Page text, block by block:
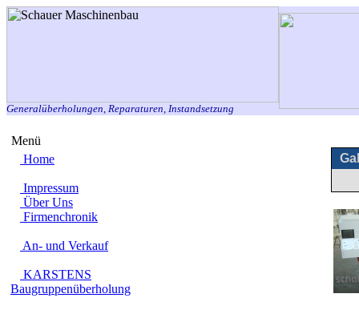
Generalüberholungen, Reparaturen, Instandsetzung
Menü
Home
Impressum
Über Uns
Firmenchronik
An- und Verkauf
KARSTENS
Baugruppenüberholung